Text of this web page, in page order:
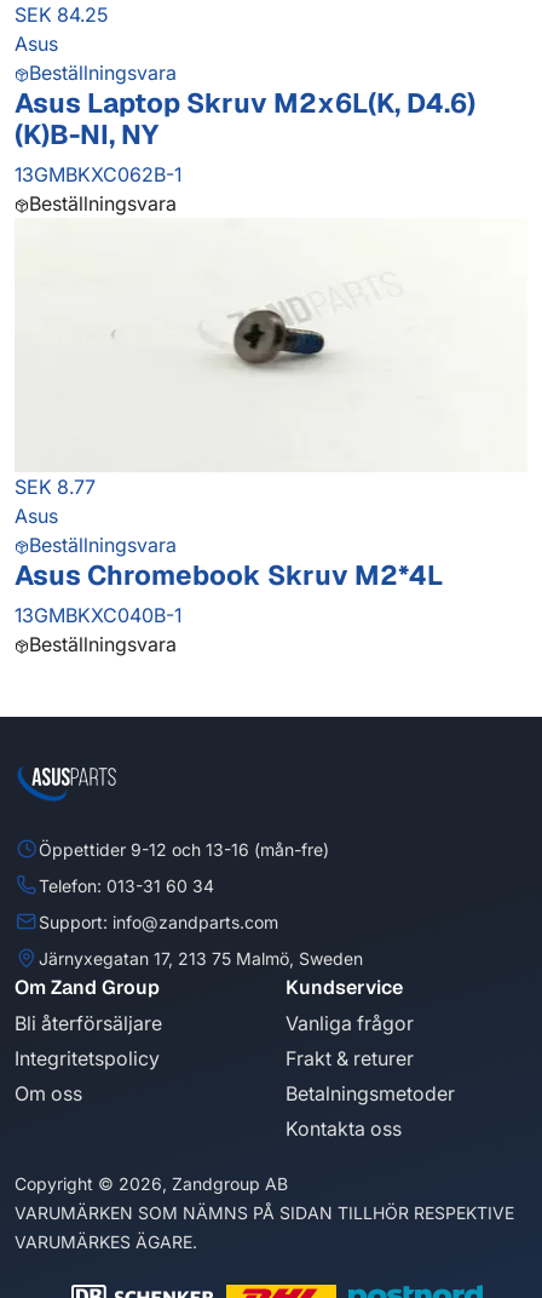
SEK 84.25
Asus
Beställningsvara
Asus Laptop Skruv M2x6L(K, D4.6)
(K)B-NI, NY
13GMBKXC062B-1
Beställningsvara
SEK 8.77
Asus
Beställningsvara
Asus Chromebook Skruv M2*4L
13GMBKXC040B-1
Beställningsvara
Öppettider 9-12 och 13-16 (mån-fre)
Telefon: 013-31 60 34
Support: info@zandparts.com
Järnyxegatan 17, 213 75 Malmö, Sweden
Om Zand Group
Bli återförsäljare
Integritetspolicy
Om oss
Kundservice
Vanliga frågor
Frakt & returer
Betalningsmetoder
Kontakta oss
Copyright © 2026, Zandgroup AB
VARUMÄRKEN SOM NÄMNS PÅ SIDAN TILLHÖR RESPEKTIVE
VARUMÄRKES ÄGARE.